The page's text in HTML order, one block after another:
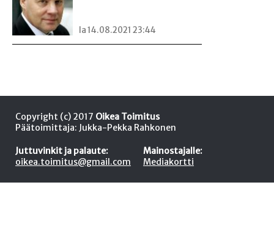
la 14.08.2021 23:44
Copyright (c) 2017 Oikea Toimitus
Päätoimittaja: Jukka-Pekka Rahkonen
Juttuvinkit ja palaute:
oikea.toimitus@gmail.com
Mainostajalle:
Mediakortti